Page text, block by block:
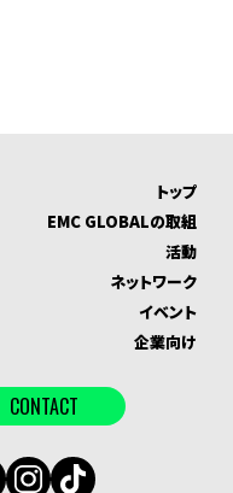
トップ
EMC GLOBALの取組
活動
ネットワーク
イベント
企業向け
CONTACT